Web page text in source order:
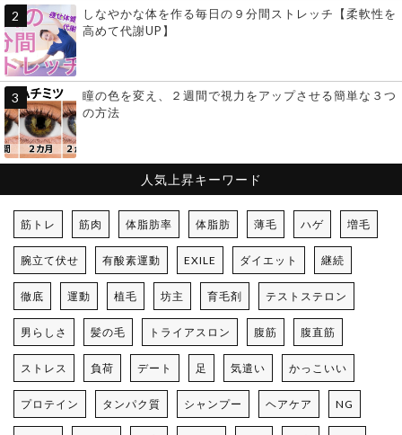
しなやかな体を作る毎日の９分間ストレッチ【柔軟性を
高めて代謝UP】
瞳の色を変え、２週間で視力をアップさせる簡単な３つ
の方法
人気上昇キーワード
筋トレ 筋肉 体脂肪率 体脂肪 薄毛 ハゲ 増毛
腕立て伏せ 有酸素運動 EXILE ダイエット 継続
徹底 運動 植毛 坊主 育毛剤 テストステロン
男らしさ 髪の毛 トライアスロン 腹筋 腹直筋
ストレス 負荷 デート 足 気遣い かっこいい
プロテイン タンパク質 シャンプー ヘアケア NG